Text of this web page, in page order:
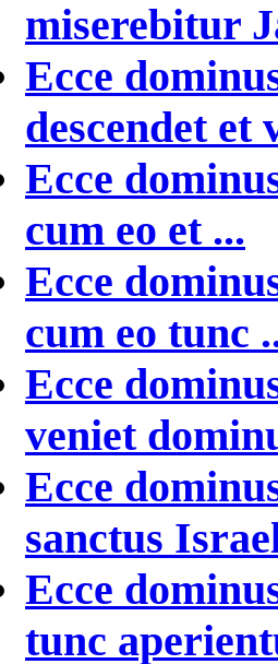
miserebitur
Ecce
descendet et
Ecce
cum eo et ...
Ecce
cum eo tunc
Ecce
veniet
Ecce
sanctus
Ecce
tunc